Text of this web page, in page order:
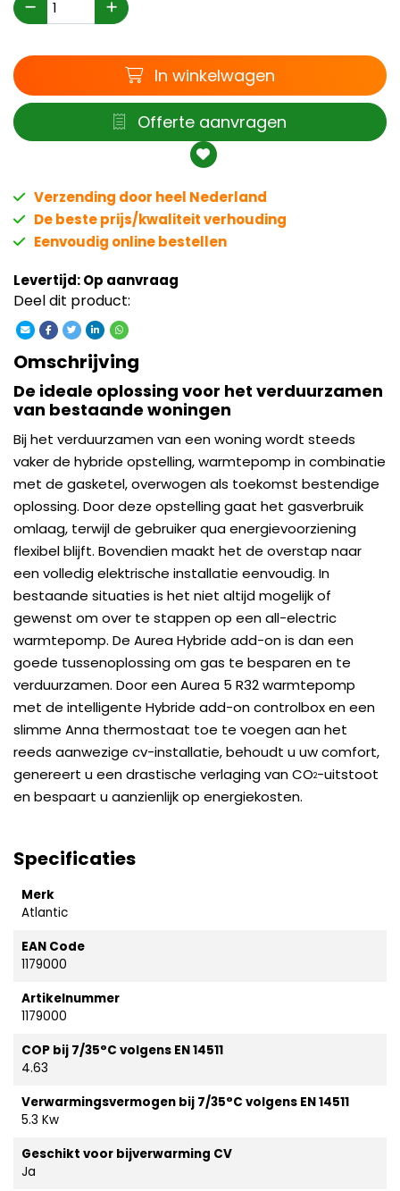
Winkelwagen
In winkelwagen
Offerte
Offerte aanvragen
Verzending door heel Nederland
De beste prijs/kwaliteit verhouding
Eenvoudig online bestellen
Levertijd: Op aanvraag
Deel dit product:
Omschrijving
De ideale oplossing voor het verduurzamen
van bestaande woningen
Bij het verduurzamen van een woning wordt steeds
vaker de hybride opstelling, warmtepomp in combinatie
met de gasketel, overwogen als toekomst bestendige
oplossing. Door deze opstelling gaat het gasverbruik
omlaag, terwijl de gebruiker qua energievoorziening
flexibel blijft. Bovendien maakt het de overstap naar
een volledig elektrische installatie eenvoudig. In
bestaande situaties is het niet altijd mogelijk of
gewenst om over te stappen op een all-electric
warmtepomp. De Aurea Hybride add-on is dan een
goede tussenoplossing om gas te besparen en te
verduurzamen. Door een Aurea 5 R32 warmtepomp
met de intelligente Hybride add-on controlbox en een
slimme Anna thermostaat toe te voegen aan het
reeds aanwezige cv-installatie, behoudt u uw comfort,
genereert u een drastische verlaging van CO2-uitstoot
en bespaart u aanzienlijk op energiekosten.
Specificaties
Merk
Atlantic
EAN Code
1179000
Artikelnummer
1179000
COP bij 7/35°C volgens EN 14511
4.63
Verwarmingsvermogen bij 7/35°C volgens EN 14511
5.3 Kw
Geschikt voor bijverwarming CV
Ja